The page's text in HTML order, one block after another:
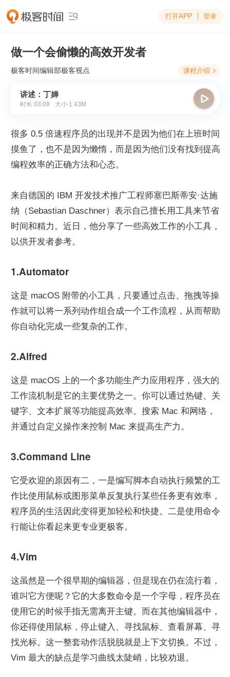
 打开APP 登录
做一个会偷懒的高效开发者
极客时间编辑部极客视点 课程介绍 
讲述：丁婵
时长 03:08 大小 1.43M

很多 0.5 倍速程序员的出现并不是因为他们在上班时间
摸鱼了，也不是因为懒惰，而是因为他们没有找到提高
编程效率的正确方法和心态。
来自德国的 IBM 开发技术推广工程师塞巴斯蒂安·达施
纳（Sebastian Daschner）表示自己擅长用工具来节省
时间和精力。近日，他分享了一些高效工作的小工具，
以供开发者参考。
1.Automator
这是 macOS 附带的小工具，只要通过点击、拖拽等操
作就可以将一系列动作组合成一个工作流程，从而帮助
你自动化完成一些复杂的工作。
2.Alfred
这是 macOS 上的一个多功能生产力应用程序，强大的
工作流机制是它的主要优势之一。你可以通过热键、关
键字、文本扩展等功能提高效率。搜索 Mac 和网络，
并通过自定义操作来控制 Mac 来提高生产力。
3.Command Line
它受欢迎的原因有二，一是编写脚本自动执行频繁的工
作比使用鼠标或图形菜单反复执行某些任务更有效率，
程序员的生活因此变得更加轻松和快捷。二是使用命令
行能让你看起来更专业更极客。
4.Vim
这虽然是一个很早期的编辑器，但是现在仍在流行着，
谁叫它方便呢？它的大多数命令是一个字母，程序员在
使用它的时候手指无需离开主键。而在其他编辑器中，
你还得使用鼠标，停止键入、寻找鼠标、查看屏幕、寻
找光标。这一整套动作活脱脱就是上下文切换。不过，
Vim 最大的缺点是学习曲线太陡峭，比较劝退。